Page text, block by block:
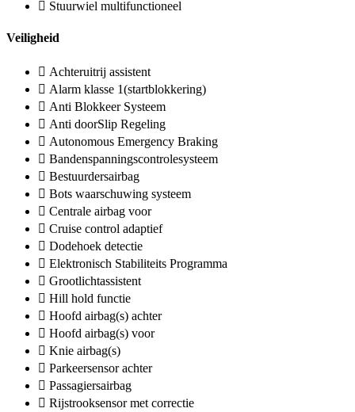
Stuurwiel multifunctioneel
Veiligheid
Achteruitrij assistent
Alarm klasse 1(startblokkering)
Anti Blokkeer Systeem
Anti doorSlip Regeling
Autonomous Emergency Braking
Bandenspanningscontrolesysteem
Bestuurdersairbag
Bots waarschuwing systeem
Centrale airbag voor
Cruise control adaptief
Dodehoek detectie
Elektronisch Stabiliteits Programma
Grootlichtassistent
Hill hold functie
Hoofd airbag(s) achter
Hoofd airbag(s) voor
Knie airbag(s)
Parkeersensor achter
Passagiersairbag
Rijstrooksensor met correctie